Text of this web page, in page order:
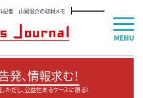
記者 山岡俊介の取材メモ
発、情報求む！
ただし、公益性あるケースに限る）
MENU